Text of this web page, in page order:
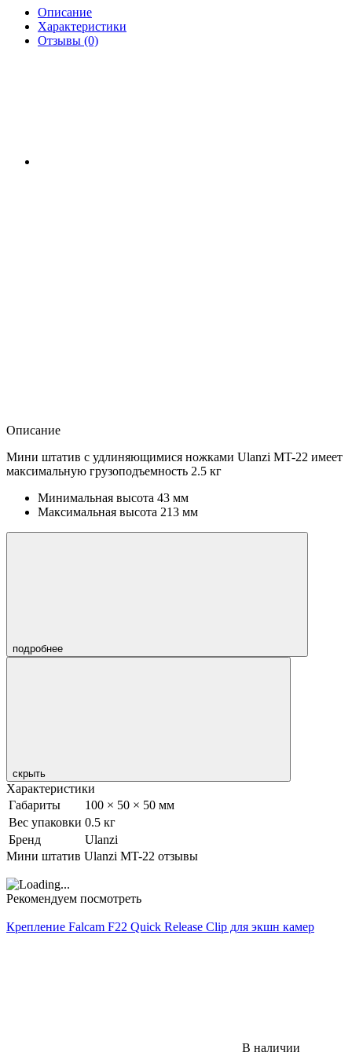
Описание
Характеристики
Отзывы (0)
Описание
Мини штатив с удлиняющимися ножками Ulanzi MT-22 имеет
максимальную грузоподъемность 2.5 кг
Минимальная высота 43 мм
Максимальная высота 213 мм
подробнее
скрыть
Характеристики
Габариты
100 × 50 × 50 мм
Вес упаковки 0.5 кг
Бренд
Ulanzi
Мини штатив Ulanzi MT-22 отзывы
Рекомендуем посмотреть
Крепление Falcam F22 Quick Release Clip для экшн камер
В наличии